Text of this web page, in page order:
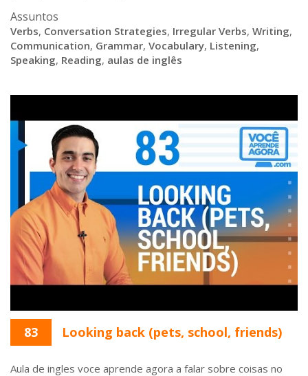
Assuntos
Verbs, Conversation Strategies, Irregular Verbs, Writing,
Communication, Grammar, Vocabulary, Listening,
Speaking, Reading, aulas de inglês
83 Looking back (pets, school, friends)
Aula de ingles voce aprende agora a falar sobre coisas no